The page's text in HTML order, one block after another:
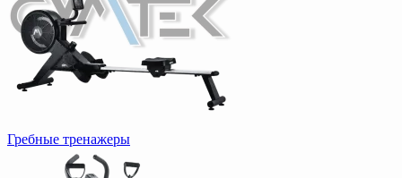
Гребные тренажеры